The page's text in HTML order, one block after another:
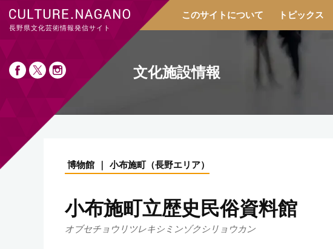
長野県文化芸術情報発信サイト
このサイトについて トピックス
文化施設情報
博物館 小布施町（長野エリア）
小布施町立歴史民俗資料館
オブセチョウリツレキシミンゾクシリョウカン